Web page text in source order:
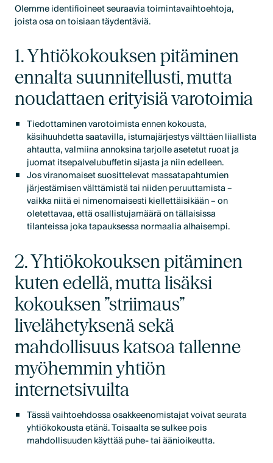
Olemme identifioineet seuraavia toimintavaihtoehtoja,
joista osa on toisiaan täydentäviä.
1. Yhtiökokouksen pitäminen
ennalta suunnitellusti, mutta
noudattaen erityisiä varotoimia
Tiedottaminen varotoimista ennen kokousta,
käsihuuhdetta saatavilla, istumajärjestys välttäen liiallista
ahtautta, valmiina annoksina tarjolle asetetut ruoat ja
juomat itsepalvelubuffetin sijasta ja niin edelleen.
Jos viranomaiset suosittelevat massatapahtumien
järjestämisen välttämistä tai niiden peruuttamista –
vaikka niitä ei nimenomaisesti kiellettäisikään – on
oletettavaa, että osallistujamäärä on tällaisissa
tilanteissa joka tapauksessa normaalia alhaisempi.
2. Yhtiökokouksen pitäminen
kuten edellä, mutta lisäksi
kokouksen ”striimaus”
livelähetyksenä sekä
mahdollisuus katsoa tallenne
myöhemmin yhtiön
internetsivuilta
Tässä vaihtoehdossa osakkeenomistajat voivat seurata
yhtiökokousta etänä. Toisaalta se sulkee pois
mahdollisuuden käyttää puhe- tai äänioikeutta.